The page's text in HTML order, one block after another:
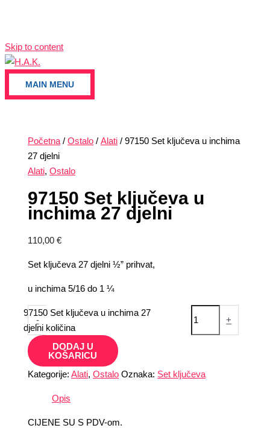
Skip to content
MAIN MENU
Početna /Ostalo /Alati / 97150 Set ključeva u inchima
27 djelni
Alati,Ostalo
97150 Set ključeva u
inchima 27 djelni
110,00€
Set ključeva 27 djelni ½” prihvat,
u inchima 5/16 do 1 ¼
-
97150 Set ključeva u inchima 27
djelni količina
+
DODAJ U
KOŠARICU
Kategorije:Alati,Ostalo Oznaka: Set ključeva
Opis
CIJENE SU S PDV-om.